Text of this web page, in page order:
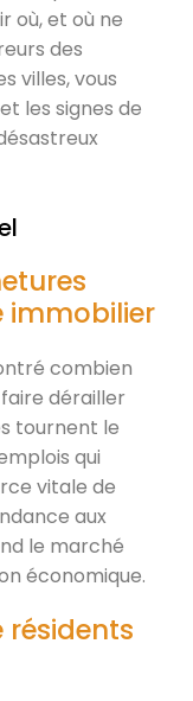
où, et où ne
des
villes, vous
les signes de
immobilier
combien
dérailler
tournent le
qui
vitale de
aux
le marché
économique.
résidents